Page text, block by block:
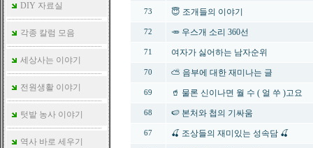
DIY 자료실
각종 칼럼 모음
세상사는 이야기
전원생활 이야기
텃밭 농사 이야기
역사 바로 세우기
73 😇 조개들의 이야기
72 🥕 우스개 소리 360선
71 여자가 싫어하는 남자순위
70 ⛅ 음부에 대한 재미나는 글
69 🥤 물론 신이나면 월 수 ( 얼 쑤 )고요
68 🍉 본처와 첩의 기싸움
67 🍒 조상들의 재미있는 성속담 🍒